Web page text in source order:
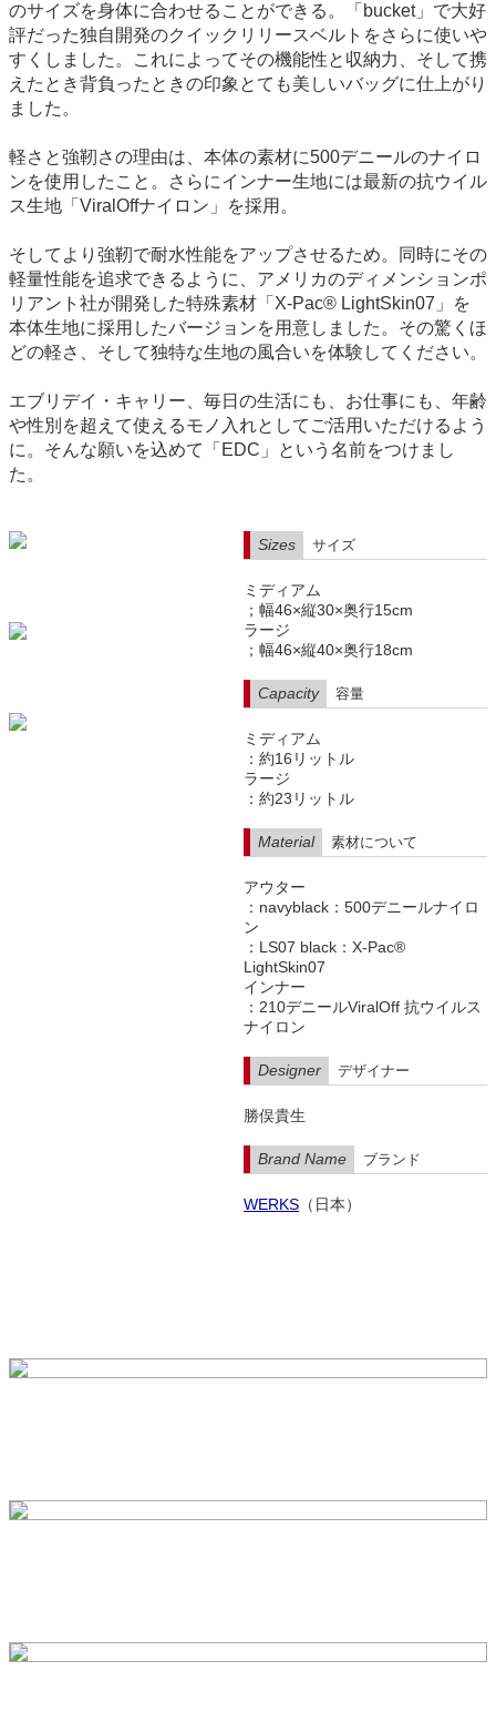
のサイズを身体に合わせることができる。「bucket」で大好
評だった独自開発のクイックリリースベルトをさらに使いや
すくしました。これによってその機能性と収納力、そして携
えたとき背負ったときの印象とても美しいバッグに仕上がり
ました。
軽さと強靭さの理由は、本体の素材に500デニールのナイロ
ンを使用したこと。さらにインナー生地には最新の抗ウイル
ス生地「ViralOffナイロン」を採用。
そしてより強靭で耐水性能をアップさせるため。同時にその
軽量性能を追求できるように、アメリカのディメンションポ
リアント社が開発した特殊素材「X-Pac® LightSkin07」を
本体生地に採用したバージョンを用意しました。その驚くほ
どの軽さ、そして独特な生地の風合いを体験してください。
エブリデイ・キャリー、毎日の生活にも、お仕事にも、年齢
や性別を超えて使えるモノ入れとしてご活用いただけるよう
に。そんな願いを込めて「EDC」という名前をつけまし
た。
Sizes サイズ
ミディアム
；幅46×縦30×奥行15cm
ラージ
；幅46×縦40×奥行18cm
Capacity 容量
ミディアム
：約16リットル
ラージ
：約23リットル
Material 素材について
アウター
：navyblack：500デニールナイロ
ン
：LS07 black：X-Pac®
LightSkin07
インナー
：210デニールViralOff 抗ウイルス
ナイロン
Designer デザイナー
勝俣貴生
Brand Name ブランド
WERKS （日本）